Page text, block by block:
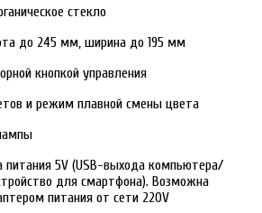
стекло
до 245 мм, ширина до 195 мм
кнопкой управления
и режим плавной смены цвета
питания 5V (USB-выхода компьютера/
для смартфона). Возможна
питания от сети 220V